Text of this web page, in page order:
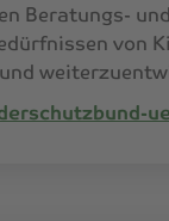
Beratungs-
von